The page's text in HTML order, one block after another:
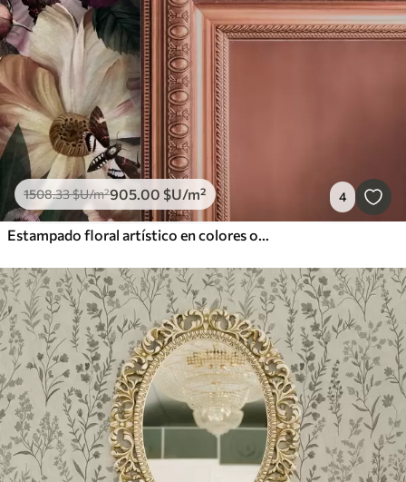
1508.33$U/m²905.00 $U/m² 4
Estampado floral artístico en colores oscuros